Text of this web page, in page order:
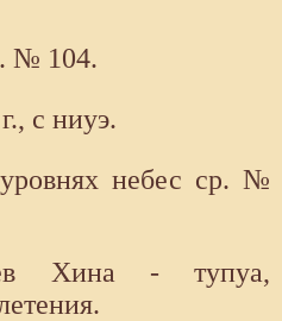
№ 104.
с ниуэ.
небес ср. №
Хина - тупуа,